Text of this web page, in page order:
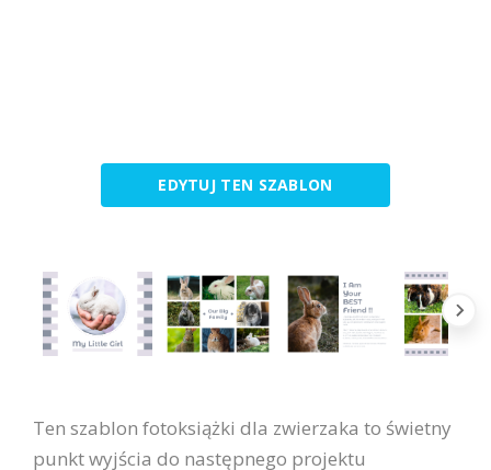
EDYTUJ TEN SZABLON
Ten szablon fotoksiążki dla zwierzaka to świetny
punkt wyjścia do następnego projektu